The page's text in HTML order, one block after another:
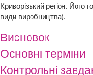
Криворізький регіон. Його
види виробництва).
Висновок
Основні терміни
Контрольні